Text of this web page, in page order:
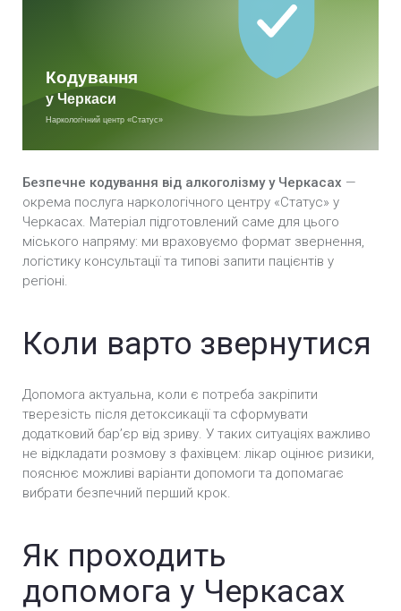
Кодування Потрійний блок у Черкасах
Підшивка від алкоголізму у Черкасах
Імплантація блокатора алкоголю «Еспераль» у
Черкасах
Кодування залежності по методиці Довженко у
Черкасах
Внутрішньом’язова ін’єкція блокатора
алкоголю «Дісульфірам» у Черкасах
Розкодування у Черкасах
Кодування алкоголізму вдома у Черкасах
Кодування від алкоголю в стаціонарі у
Черкасах
Термінове кодування від алкоголізму у
Кодування від алкоголізму уколом у Черкасах
Анонімне кодування від алкоголізму у Черкасах
Безпечне кодування від алкоголізму у Черкасах —
окрема послуга наркологічного центру «Статус» у
Черкасах. Матеріал підготовлений саме для цього
міського напряму: ми враховуємо формат звернення,
логістику консультації та типові запити пацієнтів у
регіоні.
Коли варто звернутися
Допомога актуальна, коли є потреба закріпити
тверезість після детоксикації та сформувати
додатковий барʼєр від зриву. У таких ситуаціях важливо
не відкладати розмову з фахівцем: лікар оцінює ризики,
пояснює можливі варіанти допомоги та допомагає
вибрати безпечний перший крок.
Як проходить
допомога у Черкасах